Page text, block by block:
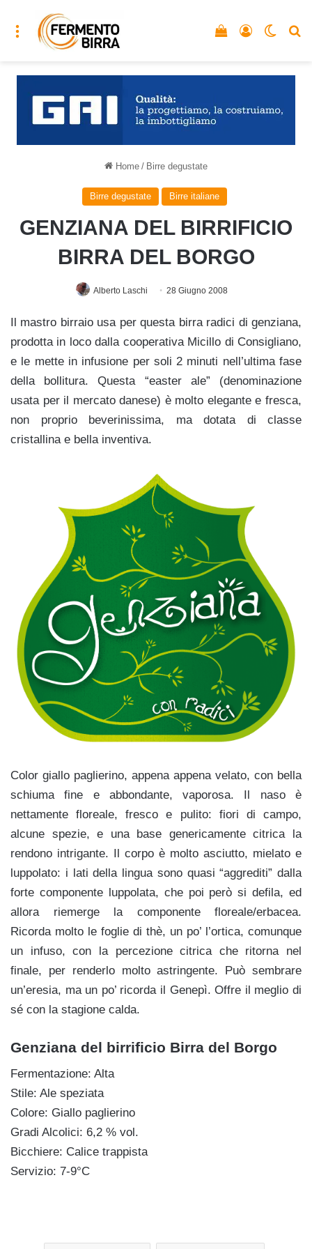
Menu Accedi
Vedi il carrello
Home / Birre degustate
Birre degustate Birre italiane
GENZIANA DEL BIRRIFICIO
BIRRA DEL BORGO
Alberto Laschi 28 Giugno 2008
Il mastro birraio usa per questa birra radici di genziana,
prodotta in loco dalla cooperativa Micillo di Consigliano,
e le mette in infusione per soli 2 minuti nell’ultima fase
della bollitura. Questa “easter ale” (denominazione
usata per il mercato danese) è molto elegante e fresca,
non proprio beverinissima, ma dotata di classe
cristallina e bella inventiva.
Color giallo paglierino, appena appena velato, con bella
schiuma fine e abbondante, vaporosa. Il naso è
nettamente floreale, fresco e pulito: fiori di campo,
alcune spezie, e una base genericamente citrica la
rendono intrigante. Il corpo è molto asciutto, mielato e
luppolato: i lati della lingua sono quasi “aggrediti” dalla
forte componente luppolata, che poi però si defila, ed
allora riemerge la componente floreale/erbacea.
Ricorda molto le foglie di thè, un po’ l’ortica, comunque
un infuso, con la percezione citrica che ritorna nel
finale, per renderlo molto astringente. Può sembrare
un’eresia, ma un po’ ricorda il Genepì. Offre il meglio di
sé con la stagione calda.
Genziana del birrificio Birra del Borgo
Fermentazione: Alta
Stile: Ale speziata
Colore: Giallo paglierino
Gradi Alcolici: 6,2 % vol.
Bicchiere: Calice trappista
Servizio: 7-9°C